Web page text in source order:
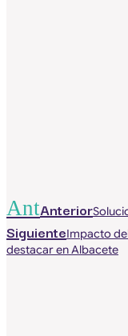
AntAnterior
SiguienteImpacto
destacar en Albacete